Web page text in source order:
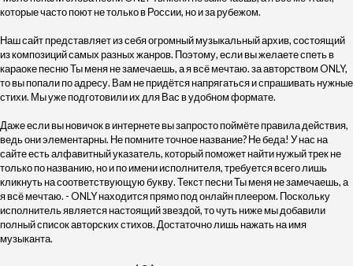
которые часто поют не только в России, но и за рубежом.
Наш сайт представляет из себя огромный музыкальный архив, состоящий
из композиций самых разных жанров. Поэтому, если вы желаете спеть в
караоке песню Ты меня не замечаешь, а я всё мечтаю. за авторством ONLY,
то вы попали по адресу. Вам не придётся напрягаться и спрашивать нужные
стихи. Мы уже подготовили их для Вас в удобном формате.
Даже если вы новичок в интернете вы запросто поймёте правила действия,
ведь они элементарны. Не помните точное название? Не беда! У нас на
сайте есть алфавитный указатель, который поможет найти нужый трек не
только по названию, но и по имени исполнителя, требуется всего лишь
кликнуть на соответствующую букву. Текст песни Ты меня не замечаешь, а
я всё мечтаю. - ONLY находится прямо под онлайн плеером. Поскольку
исполнитель является настоящий звездой, то чуть ниже мы добавили
полный список авторских стихов. Достаточно лишь нажать на имя
музыканта.